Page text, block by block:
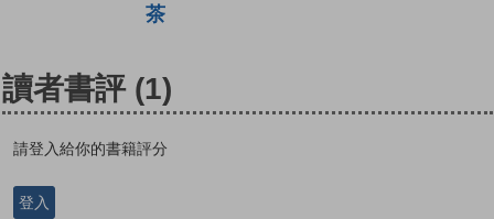
茶
讀者書評 (1)
請登入給你的書籍評分
登入